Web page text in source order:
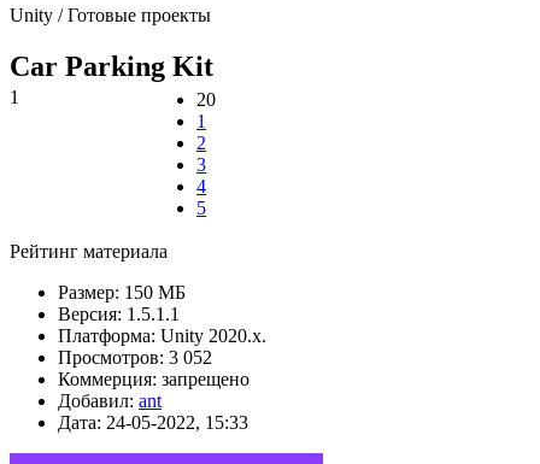
Unity / Готовые проекты
Car Parking Kit
1
20
1
2
3
4
5
Рейтинг материала
Размер: 150 МБ
Версия: 1.5.1.1
Платформа: Unity 2020.x.
Просмотров: 3 052
Коммерция: запрещено
Добавил: ant
Дата: 24-05-2022, 15:33